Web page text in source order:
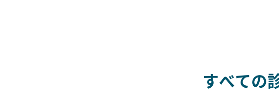
すべての